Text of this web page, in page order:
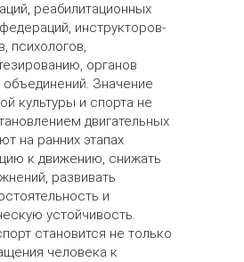
реабилитационных
инструкторов-
психологов,
органов
объединений. Значение
культуры и спорта не
двигательных
на ранних этапах
к движению, снижать
развивать
и
устойчивость.
становится не только
человека к